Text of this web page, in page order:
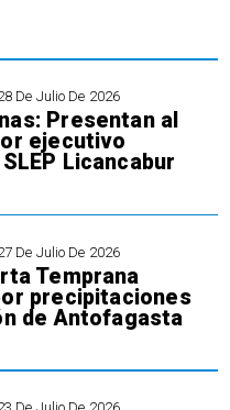
De Julio De 2026
Presentan al
ejecutivo
Licancabur
De Julio De 2026
Temprana
precipitaciones
de Antofagasta